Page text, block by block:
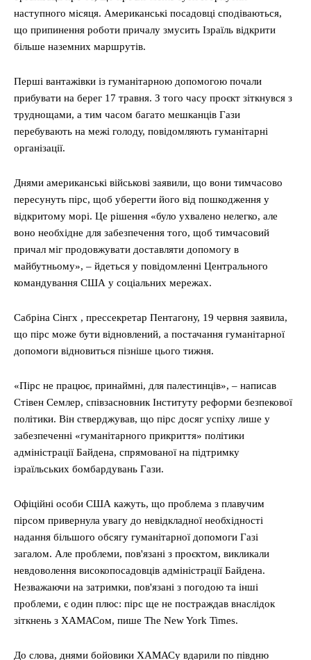
наступного місяця. Американські посадовці сподіваються,
що припинення роботи причалу змусить Ізраїль відкрити
більше наземних маршрутів.
Перші вантажівки із гуманітарною допомогою почали
прибувати на берег 17 травня. З того часу проєкт зіткнувся з
труднощами, а тим часом багато мешканців Гази
перебувають на межі голоду, повідомляють гуманітарні
організації.
Днями американські військові заявили, що вони тимчасово
пересунуть пірс, щоб уберегти його від пошкодження у
відкритому морі. Це рішення «було ухвалено нелегко, але
воно необхідне для забезпечення того, щоб тимчасовий
причал міг продовжувати доставляти допомогу в
майбутньому», – йдеться у повідомленні Центрального
командування США у соціальних мережах.
Сабріна Сінгх , прессекретар Пентагону, 19 червня заявила,
що пірс може бути відновлений, а постачання гуманітарної
допомоги відновиться пізніше цього тижня.
«Пірс не працює, принаймні, для палестинців», – написав
Стівен Семлер, співзасновник Інституту реформи безпекової
політики. Він стверджував, що пірс досяг успіху лише у
забезпеченні «гуманітарного прикриття» політики
адміністрації Байдена, спрямованої на підтримку
ізраїльських бомбардувань Гази.
Офіційні особи США кажуть, що проблема з плавучим
пірсом привернула увагу до невідкладної необхідності
надання більшого обсягу гуманітарної допомоги Газі
загалом. Але проблеми, пов'язані з проєктом, викликали
невдоволення високопосадовців адміністрації Байдена.
Незважаючи на затримки, пов'язані з погодою та інші
проблеми, є один плюс: пірс ще не постраждав внаслідок
зіткнень з ХАМАСом, пише The New York Times.
До слова, днями бойовики ХАМАСу вдарили по півдню